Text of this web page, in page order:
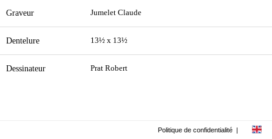
Graveur Jumelet Claude
Dentelure 13½ x 13½
Dessinateur Prat Robert
Politique de confidentialité |